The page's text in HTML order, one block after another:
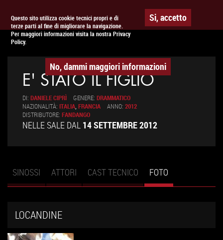
Questo sito utilizza cookie tecnici propri e di
terze parti al fine di migliorare la navigazione.
Per maggiori informazioni visita la nostra Privacy
Policy.
Si, accetto
No, dammi maggiori informazioni
APPUNTAMENTO AL CINEMA
E' STATO IL FIGLIO
DI: DANIELE CIPRÌ GENERE: DRAMMATICO
NAZIONALITÀ: ITALIA,FRANCIA ANNO: 2012
DISTRIBUTORE: FANDANGO
NELLE SALE DAL 14 SETTEMBRE 2012
Schede primarie
SINOSSI ATTORI CAST TECNICO FOTO
ATTIVA)
LOCANDINE